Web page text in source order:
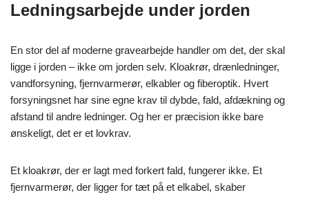
Ledningsarbejde under jorden
En stor del af moderne gravearbejde handler om det, der skal
ligge i jorden – ikke om jorden selv. Kloakrør, drænledninger,
vandforsyning, fjernvarmerør, elkabler og fiberoptik. Hvert
forsyningsnet har sine egne krav til dybde, fald, afdækning og
afstand til andre ledninger. Og her er præcision ikke bare
ønskeligt, det er et lovkrav.
Et kloakrør, der er lagt med forkert fald, fungerer ikke. Et
fjernvarmerør, der ligger for tæt på et elkabel, skaber